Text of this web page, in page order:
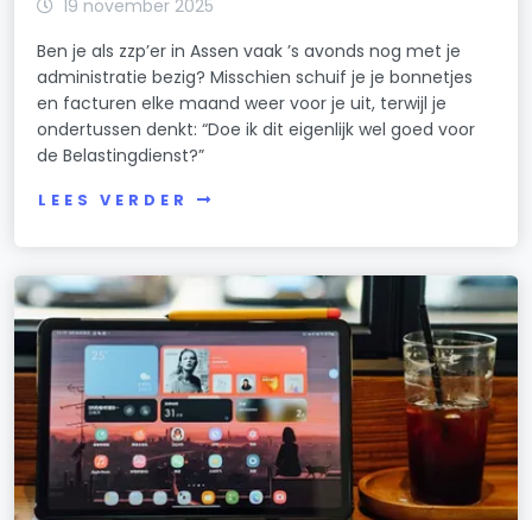
19 november 2025
Ben je als zzp’er in Assen vaak ’s avonds nog met je
administratie bezig? Misschien schuif je je bonnetjes
en facturen elke maand weer voor je uit, terwijl je
ondertussen denkt: “Doe ik dit eigenlijk wel goed voor
de Belastingdienst?”
LEES VERDER